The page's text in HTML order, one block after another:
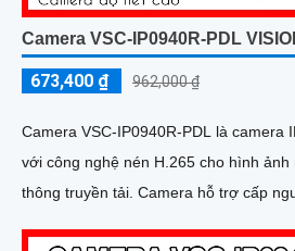
Camera VSC-IP0940R-PDL
673,400 ₫ 962,000 ₫
Camera VSC-IP0940R-PDL là camera
với công nghệ nén H.265 cho hình
thông truyền tải. Camera hỗ